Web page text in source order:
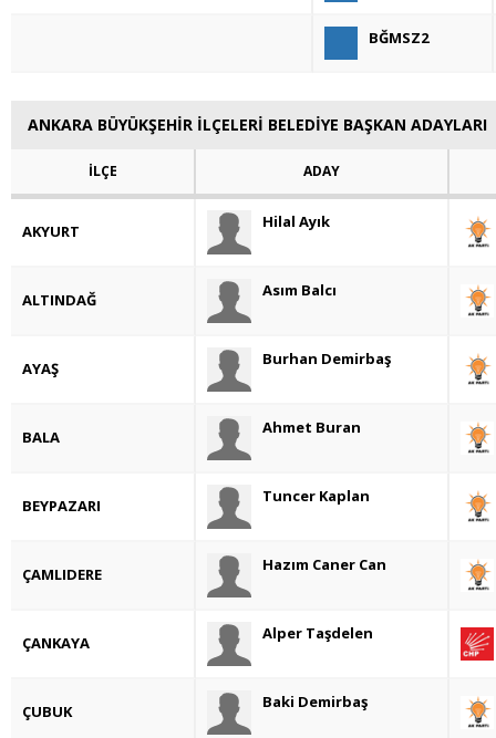
BĞMSZ2
ANKARA BÜYÜKŞEHİR İLÇELERİ BELEDİYE BAŞKAN ADAYLARI
İLÇE ADAY
AKYURT Hilal Ayık
ALTINDAĞ Asım Balcı
AYAŞ Burhan Demirbaş
BALA Ahmet Buran
BEYPAZARI Tuncer Kaplan
ÇAMLIDERE Hazım Caner Can
ÇANKAYA Alper Taşdelen
ÇUBUK Baki Demirbaş